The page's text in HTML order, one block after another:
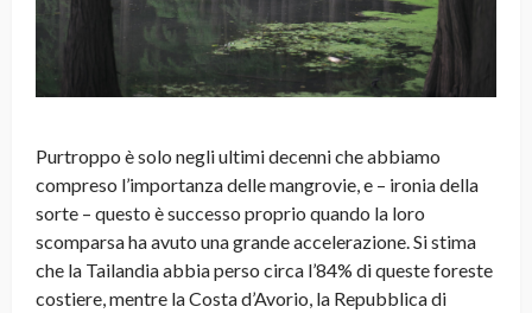
Purtroppo è solo negli ultimi decenni che abbiamo
compreso l’importanza delle mangrovie, e – ironia della
sorte – questo è successo proprio quando la loro
scomparsa ha avuto una grande accelerazione. Si stima
che la Tailandia abbia perso circa l’84% di queste foreste
costiere, mentre la Costa d’Avorio, la Repubblica di